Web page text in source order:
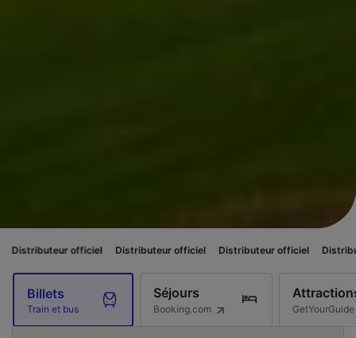
officiel Distributeur officiel Distributeur officiel Distributeur officiel
Billets
Train et bus
Séjours
Booking.com GetYourGuide